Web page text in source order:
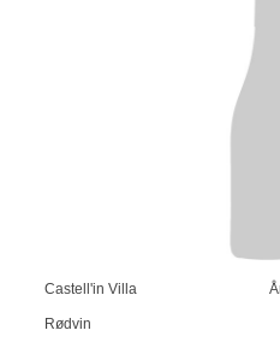
Castell'in Villa
Rødvin